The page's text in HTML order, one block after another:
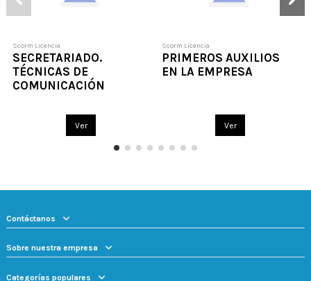
Scorm Licencia
SECRETARIADO.
TÉCNICAS DE
COMUNICACIÓN
Ver
Scorm Licencia
PRIMEROS AUXILIOS
EN LA EMPRESA
Ver
Contáctanos
Sobre nuestra empresa
Categorías populares